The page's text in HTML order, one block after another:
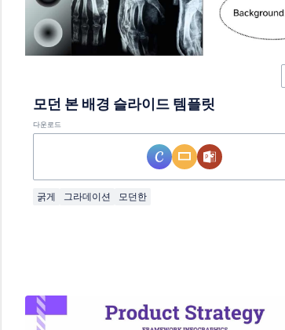
모던 본 배경 슬라이드 템플릿
다운로드
굵게 그라데이션 모던한